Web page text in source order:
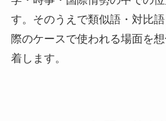
す。そのうえで類似語・対比
際のケースで使われる場面を
着します。